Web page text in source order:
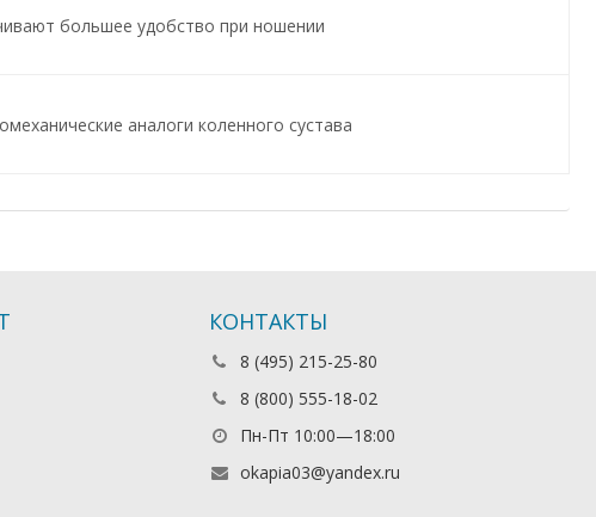
большее удобство при ношении
аналоги коленного сустава
КОНТАКТЫ
8 (495) 215-25-80
8 (800) 555-18-02
Пн-Пт 10:00—18:00
okapia03@yandex.ru